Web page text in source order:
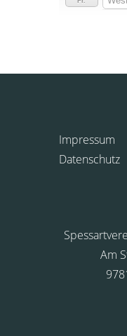
Impressum
Datenschutz
Am